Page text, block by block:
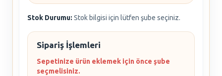
Stok Durumu: Stok bilgisi için lütfen şube seçiniz.
Sipariş İşlemleri
Sepetinize ürün eklemek için önce şube
seçmelisiniz.